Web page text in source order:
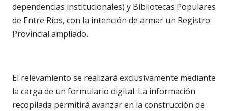
dependencias institucionales) y Bibliotecas Populares
de Entre Ríos, con la intención de armar un Registro
Provincial ampliado.
El relevamiento se realizará exclusivamente mediante
la carga de un formulario digital. La información
recopilada permitirá avanzar en la construcción de